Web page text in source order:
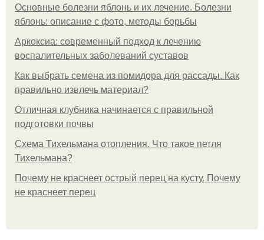
Основные болезни яблонь и их лечение. Болезни
яблонь: описание с фото, методы борьбы
Аркоксиа: современный подход к лечению
воспалительных заболеваний суставов
Как выбрать семена из помидора для рассады. Как
правильно извлечь материал?
Отличная клубника начинается с правильной
подготовки почвы
Схема Тихельмана отопления. Что такое петля
Тихельмана?
Почему не краснеет острый перец на кусту. Почему
не краснеет перец